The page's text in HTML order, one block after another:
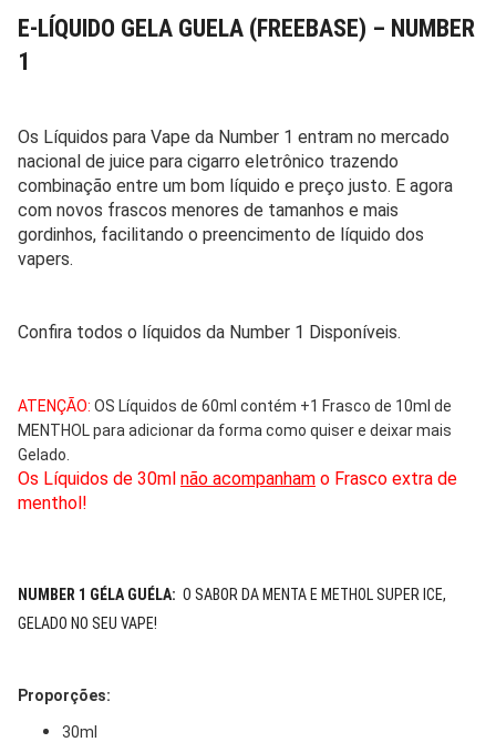
E-LÍQUIDO GELA GUELA (FREEBASE) – NUMBER
1
Os Líquidos para Vape da Number 1 entram no mercado
nacional de juice para cigarro eletrônico trazendo
combinação entre um bom líquido e preço justo. E agora
com novos frascos menores de tamanhos e mais
gordinhos, facilitando o preencimento de líquido dos
vapers.
Confira todos o líquidos da Number 1 Disponíveis.
ATENÇÃO: OS Líquidos de 60ml contém +1 Frasco de 10ml de
MENTHOL para adicionar da forma como quiser e deixar mais
Gelado.
Os Líquidos de 30ml não acompanham o Frasco extra de
menthol!
NUMBER 1 GÉLA GUÉLA: O SABOR DA MENTA E METHOL SUPER ICE,
GELADO NO SEU VAPE!
Proporções:
30ml